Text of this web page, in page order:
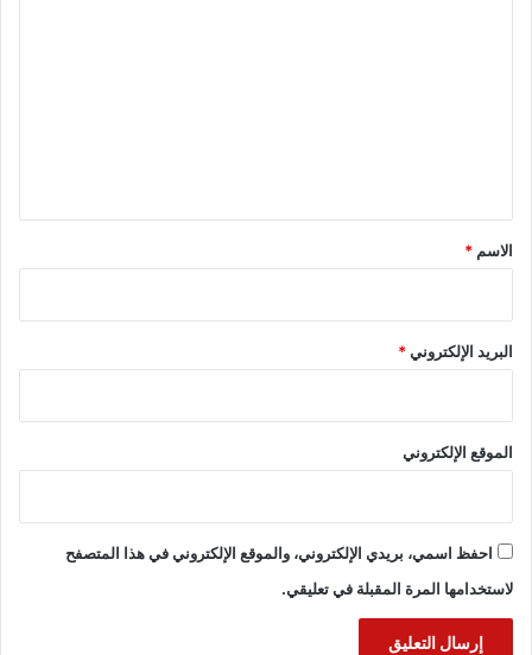
*
الاسم *
البريد الإلكتروني*
الموقع الإلكتروني
احفظ اسمي، بريدي الإلكتروني، والموقع الإلكتروني في هذا المتصفح
لاستخدامها المرة المقبلة في تعليقي.